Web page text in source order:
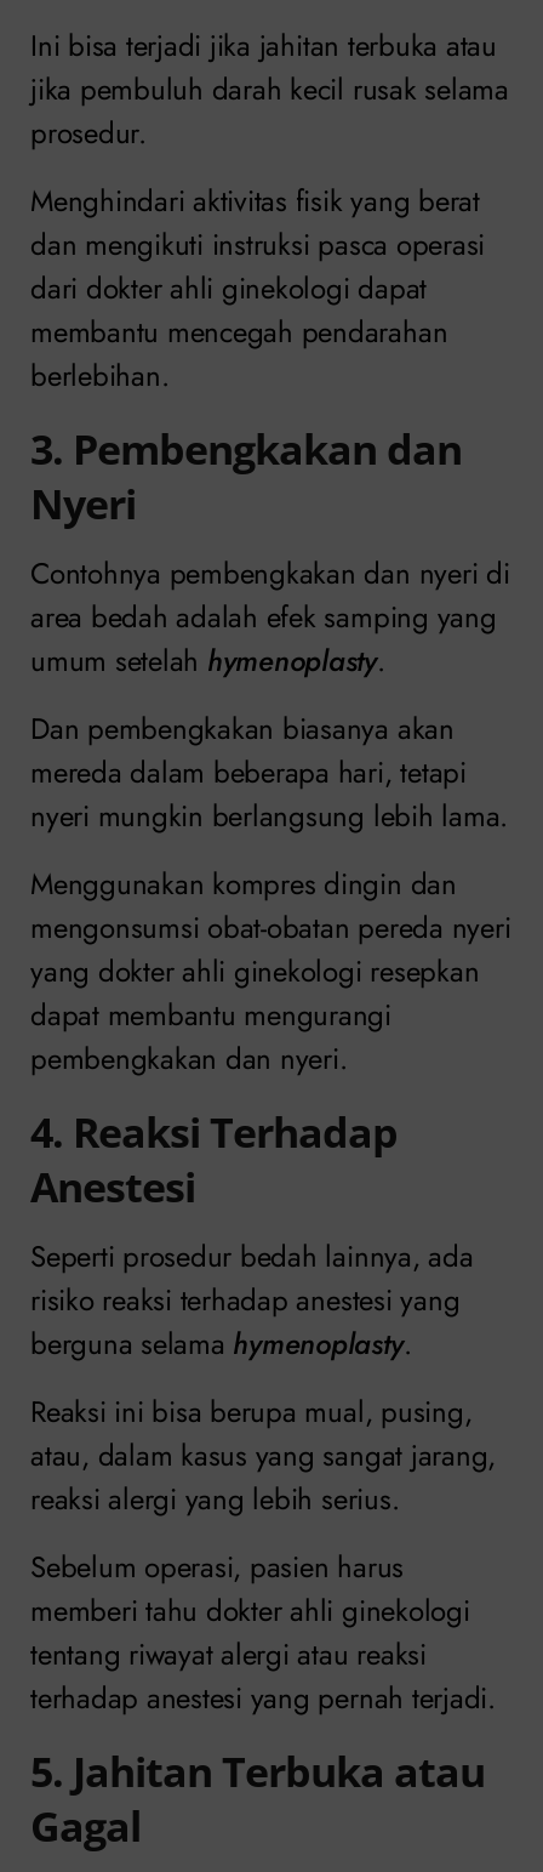
Ini bisa terjadi jika jahitan terbuka atau
jika pembuluh darah kecil rusak selama
prosedur.
Menghindari aktivitas fisik yang berat
dan mengikuti instruksi pasca operasi
dari dokter ahli ginekologi dapat
membantu mencegah pendarahan
berlebihan.
3. Pembengkakan dan
Nyeri
Contohnya pembengkakan dan nyeri di
area bedah adalah efek samping yang
umum setelah hymenoplasty.
Dan pembengkakan biasanya akan
mereda dalam beberapa hari, tetapi
nyeri mungkin berlangsung lebih lama.
Menggunakan kompres dingin dan
mengonsumsi obat-obatan pereda nyeri
yang dokter ahli ginekologi resepkan
dapat membantu mengurangi
pembengkakan dan nyeri.
4. Reaksi Terhadap
Anestesi
Seperti prosedur bedah lainnya, ada
risiko reaksi terhadap anestesi yang
berguna selama hymenoplasty.
Reaksi ini bisa berupa mual, pusing,
atau, dalam kasus yang sangat jarang,
reaksi alergi yang lebih serius.
Sebelum operasi, pasien harus
memberi tahu dokter ahli ginekologi
tentang riwayat alergi atau reaksi
terhadap anestesi yang pernah terjadi.
5. Jahitan Terbuka atau
Gagal